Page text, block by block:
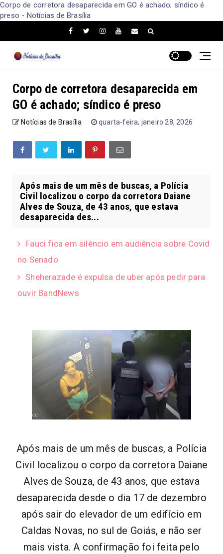
Corpo de corretora desaparecida em GO é achado; síndico é
preso - Notícias de Brasília
Corpo de corretora desaparecida em
GO é achado; síndico é preso
Notícias de Brasília quarta-feira, janeiro 28, 2026
Após mais de um mês de buscas, a Polícia
Civil localizou o corpo da corretora Daiane
Alves de Souza, de 43 anos, que estava
desaparecida des...
Fauci fica em silêncio em audiência sobre Covid
no Senado
Sheherazade é expulsa de uber após pedir para
ouvir BandNews
Após mais de um mês de buscas, a Polícia
Civil localizou o corpo da corretora Daiane
Alves de Souza, de 43 anos, que estava
desaparecida desde o dia 17 de dezembro
após sair do elevador de um edifício em
Caldas Novas, no sul de Goiás, e não ser
mais vista. A confirmação foi feita pelo